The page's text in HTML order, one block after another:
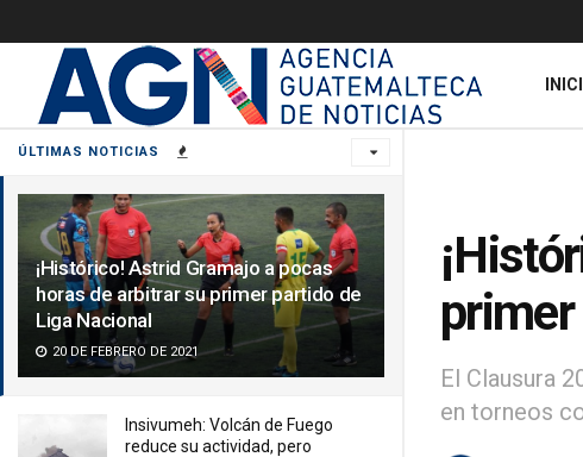
ÚLTIMAS NOTICIAS
¡Histórico! Astrid Gramajo a pocas
horas de arbitrar su primer partido de
Liga Nacional
20 DE FEBRERO DE 2021
Insivumeh: Volcán de Fuego
reduce su actividad, pero
primer
El Clausura
en torneos